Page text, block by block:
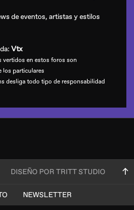
de eventos, artistas y estilos
Vtx
vertidos en estos foros son
los particulares
desliga todo tipo de responsabilidad
DISEÑO POR TRITT STUDIO
NEWSLETTER